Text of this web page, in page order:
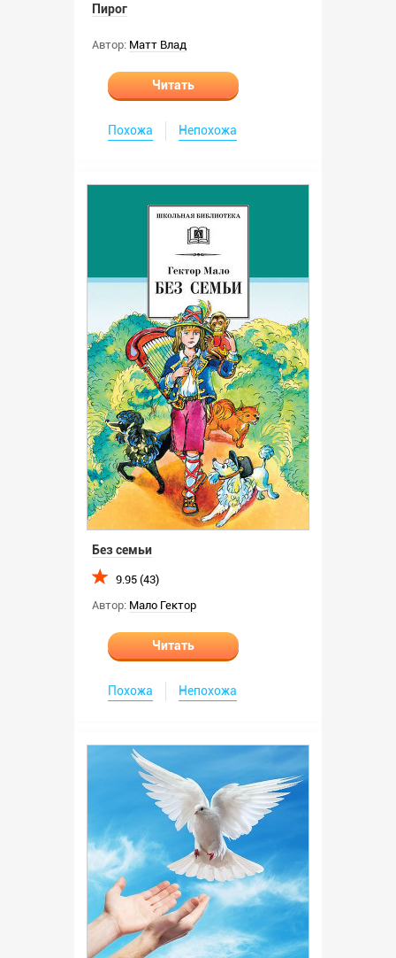
Пирог
Автор: Матт Влад
Читать
Похожа Непохожа
Без семьи
9.95 (43)
Автор: Мало Гектор
Читать
Похожа Непохожа